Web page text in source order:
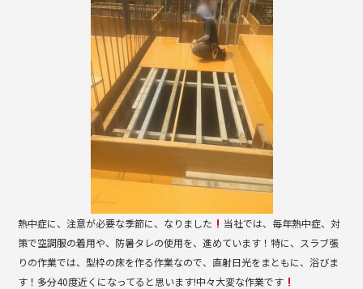
熱中症に、注意が必要な季節に、なりました
当社では、毎年熱中症、対
策で空調服の着用や、防暑タレの使用を、進めています！特に、スラブ張
りの作業では、型枠の床を作る作業なので、直射日光をまともに、浴びま
す！多分40度近くになってると思います!中々大変な作業です